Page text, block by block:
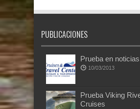
PUBLICACIONES
Prueba en
10/03/2013
Prueba Viking
Cruises